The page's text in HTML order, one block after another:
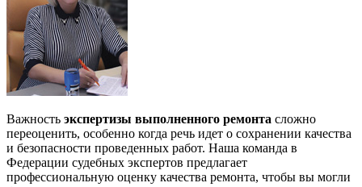
Важность экспертизы выполненного ремонта сложно
переоценить, особенно когда речь идет о сохранении качества
и безопасности проведенных работ. Наша команда в
Федерации судебных экспертов предлагает
профессиональную оценку качества ремонта, чтобы вы могли